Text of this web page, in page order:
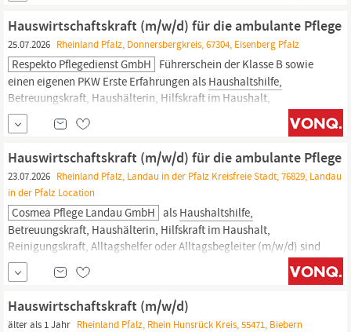
pflegebedürftige Menschen, Familien, Schwangere und Erkrankte
in herausfordernden Lebenssituationen. Unser...
Hauswirtschaftskraft (m/w/d) für die ambulante Pflege
25.07.2026 Rheinland Pfalz, Donnersbergkreis, 67304, Eisenberg Pfalz
Respekto Pflegedienst GmbH Führerschein der Klasse B sowie
einen eigenen PKW Erste Erfahrungen als Haushaltshilfe,
Betreuungskraft, Haushälterin, Hilfskraft im Haushalt,
Reinigungskraft, Alltagshelfer oder Alltagsbegleiter (m/w/d) sind
von Vorteil – aber kein Muss Du hast Freude am Umgang mit
älteren und pflegebedürftigen Menschen und begegnest ihnen mit
Respekt und Herzlichkeit
Hauswirtschaftskraft (m/w/d) für die ambulante Pflege
23.07.2026 Rheinland Pfalz, Landau in der Pfalz Kreisfreie Stadt, 76829, Landau
in der Pfalz Location
Cosmea Pflege Landau GmbH als Haushaltshilfe,
Betreuungskraft, Haushälterin, Hilfskraft im Haushalt,
Reinigungskraft, Alltagshelfer oder Alltagsbegleiter (m/w/d) sind
wünschenswert Du bist Hausfrau oder Hausmann und willst
beruflich neu durchstarten Du hast Freude am Umgang mit
älteren und pflegebedürftigen Menschen Humor ist für dich kein
Fremdwort Was wir bieten Sicherer...
Hauswirtschaftskraft (m/w/d)
älter als 1 Jahr Rheinland Pfalz, Rhein Hunsrück Kreis, 55471, Biebern